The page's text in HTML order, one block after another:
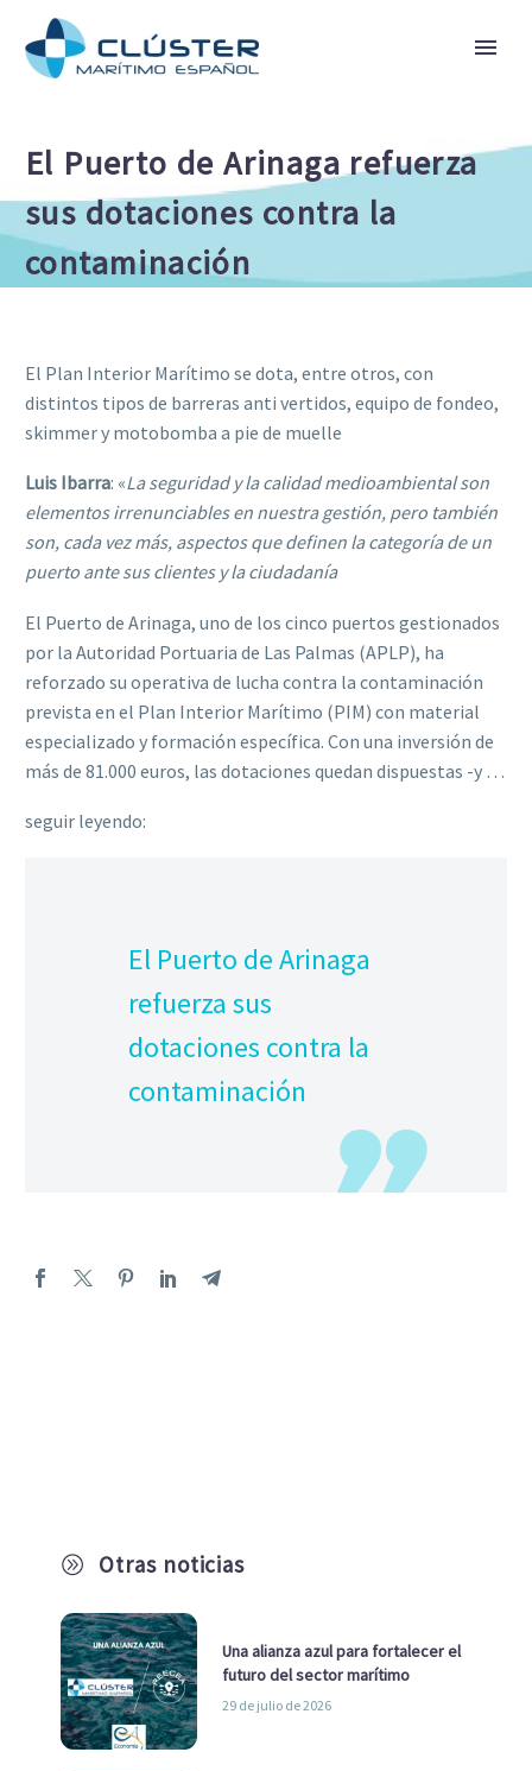
El Puerto de Arinaga refuerza
sus dotaciones contra la
contaminación
A Otras noticias
Una alianza azul para fortalecer el
futuro del sector marítimo
29 de julio de 2026
El Plan Interior Marítimo se dota, entre otros, con
distintos tipos de barreras anti vertidos, equipo de fondeo,
skimmer y motobomba a pie de muelle
Luis Ibarra: «La seguridad y la calidad medioambiental son
elementos irrenunciables en nuestra gestión, pero también
son, cada vez más, aspectos que definen la categoría de un
puerto ante sus clientes y la ciudadanía
El Puerto de Arinaga, uno de los cinco puertos gestionados
por la Autoridad Portuaria de Las Palmas (APLP), ha
reforzado su operativa de lucha contra la contaminación
prevista en el Plan Interior Marítimo (PIM) con material
especializado y formación específica. Con una inversión de
más de 81.000 euros, las dotaciones quedan dispuestas -y …
seguir leyendo:
El Puerto de Arinaga
refuerza sus
dotaciones contra la
contaminación